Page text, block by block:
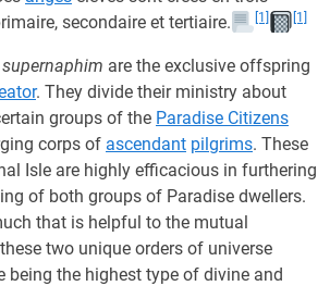
secondaire et tertiaire.
[1] [1]
are the exclusive offspring
. They divide their ministry about
groups of the Paradise Citizens
corps of ascendant pilgrims. These
Isle are highly efficacious in furthering
of both groups of Paradise dwellers.
that is helpful to the mutual
two unique orders of universe
being the highest type of divine and